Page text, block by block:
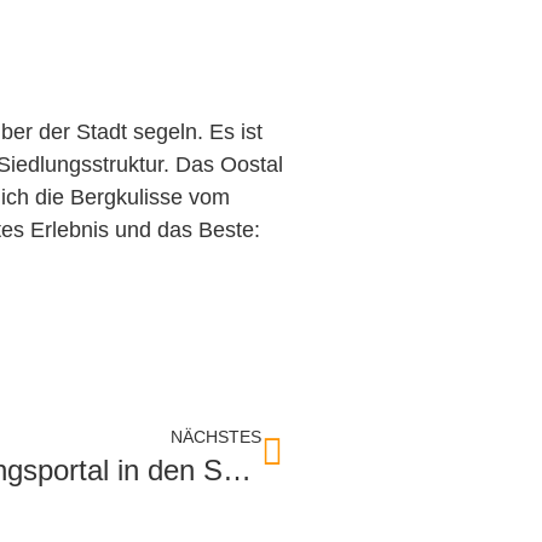
der Stadt segeln. Es ist
Das Oostal
die Bergkulisse vom
Erlebnis und das Beste:
NÄCHSTES
Geroldsauer Mühle wird Eingangsportal in den Schwarzwald